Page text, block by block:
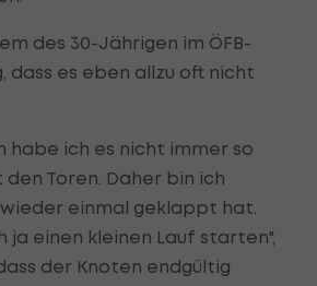
des 30-Jährigen im ÖFB-
dass es eben allzu oft nicht
habe ich es nicht immer so
Toren. Daher bin ich
wieder einmal geklappt hat.
ja einen kleinen Lauf starten",
der Knoten endgültig